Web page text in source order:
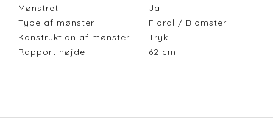
Mønstret
Ja
Type af mønster
Floral / Blomster
Konstruktion af mønster
Tryk
Rapport højde
62 cm